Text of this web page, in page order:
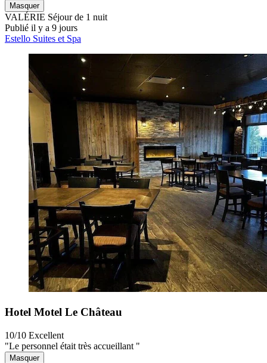
Masquer
VALÉRIE Séjour de 1 nuit
Publié il y a 9 jours
Estello Suites et Spa
Hotel Motel Le Château
10/10 Excellent
"Le personnel était très accueillant "
Masquer